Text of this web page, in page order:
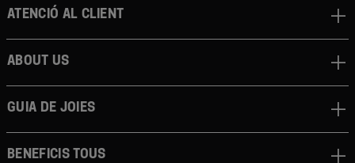
Atenció al client
About us
Guia de joies
Beneficis TOUS